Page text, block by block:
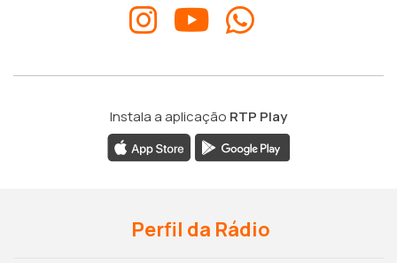
Instala a aplicação RTP Play
Perfil da Rádio